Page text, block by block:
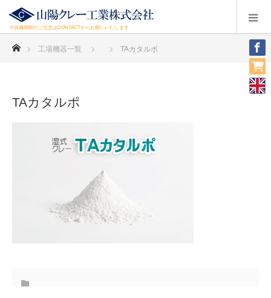
※吉備胡粉のご注文はCONTACTからお願いいたします
ホーム
工場機器一覧 TAカタルポ
TAカタルポ